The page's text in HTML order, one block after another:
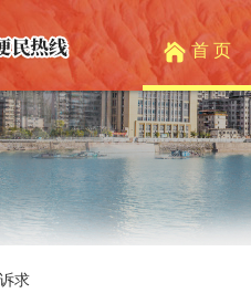
首 页
求